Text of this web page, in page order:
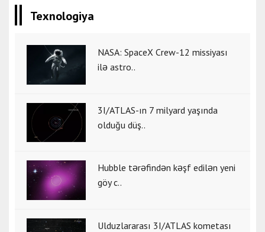
Texnologiya
NASA: SpaceX Crew-12 missiyası
ilə astro..
3I/ATLAS-ın 7 milyard yaşında
olduğu düş..
Hubble tərəfindən kəşf edilən yeni
göy c..
Ulduzlararası 3I/ATLAS kometası